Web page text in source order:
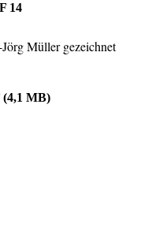
14
gezeichnet
(4,1 MB)